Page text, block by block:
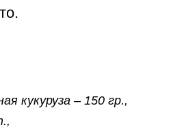
.
кукуруза – 150 гр.,